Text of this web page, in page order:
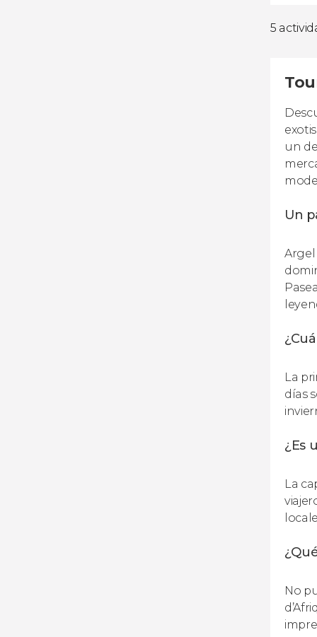
5
un
Un
Argel
La
días
¿Es
La
No